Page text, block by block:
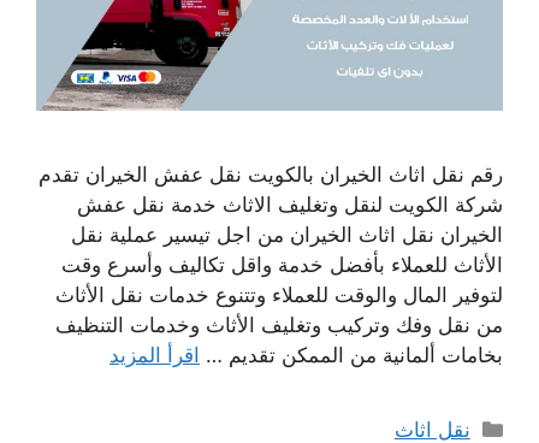
رقم نقل اثاث الخيران بالكويت نقل عفش الخيران تقدم
شركة الكويت لنقل وتغليف الاثاث خدمة نقل عفش
الخيران نقل اثاث الخيران من اجل تيسير عملية نقل
الأثاث للعملاء بأفضل خدمة واقل تكاليف وأسرع وقت
لتوفير المال والوقت للعملاء وتتنوع خدمات نقل الأثاث
من نقل وفك وتركيب وتغليف الأثاث وخدمات التنظيف
بخامات ألمانية من الممكن تقديم … اقرأ المزيد
التصنيفات
نقل اثاث